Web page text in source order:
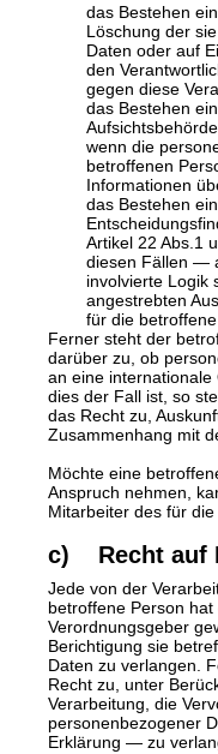
das Bestehen
Löschung der
Daten oder auf
den
gegen diese
das Bestehen
Aufsichtsbehörde
wenn die
betroffenen
Informationen
das Bestehen
Artikel 22 Abs.1
diesen Fällen —
involvierte Logik
angestrebten
für die
Ferner steht der
darüber zu, ob
an eine
dies der Fall ist, so
das Recht zu,
Zusammenhang mit
Möchte eine
Anspruch nehmen,
Mitarbeiter des für
c) Recht auf
Jede von der
betroffene Person
Verordnungsgeber
Berichtigung sie
Daten zu verlangen.
Recht zu, unter
Verarbeitung, die
personenbezogener
Erklärung — zu